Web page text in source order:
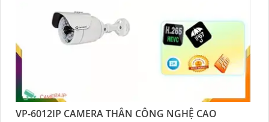
VP-6012IP CAMERA THÂN CÔNG NGHỆ CAO